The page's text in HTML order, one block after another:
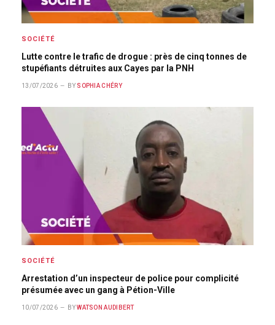
SOCIÉTÉ
Lutte contre le trafic de drogue : près de cinq tonnes de
stupéfiants détruites aux Cayes par la PNH
13/07/2026 BY SOPHIA CHÉRY
SOCIÉTÉ
Arrestation d’un inspecteur de police pour complicité
présumée avec un gang à Pétion-Ville
10/07/2026 BY WATSON AUDIBERT